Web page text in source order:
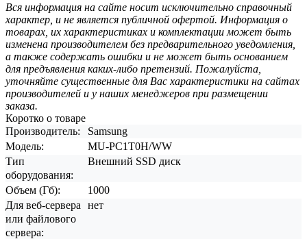
Вся информация на сайте носит исключительно справочный
характер, и не является публичной офертой. Информация о
товарах, их характеристиках и комплектации может быть
изменена производителем без предварительного уведомления,
а также содержать ошибки и не может быть основанием
для предъявления каких-либо претензий. Пожалуйста,
уточняйте существенные для Вас характеристики на сайтах
производителей и у наших менеджеров при размещении
заказа.
Коротко о товаре
Производитель:
Samsung
Модель:
MU-PC1T0H/WW
Тип
оборудования:
Внешний SSD диск
Объем (Гб):
1000
Для веб-сервера
или файлового
сервера:
нет